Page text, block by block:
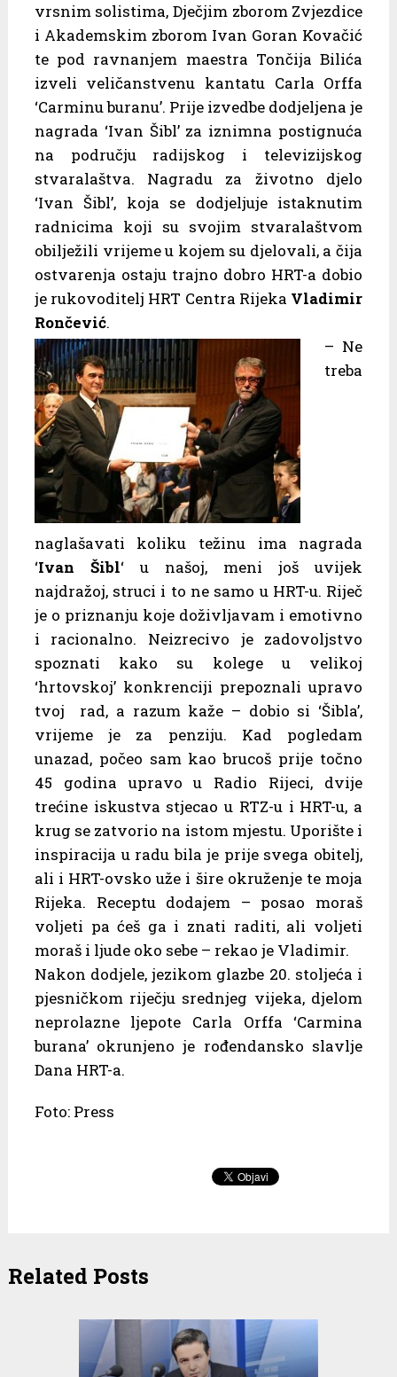
vrsnim solistima, Dječjim zborom Zvjezdice
i Akademskim zborom Ivan Goran Kovačić
te pod ravnanjem maestra Tončija Bilića
izveli veličanstvenu kantatu Carla Orffa
‘Carminu buranu’. Prije izvedbe dodjeljena je
nagrada ‘Ivan Šibl’ za iznimna postignuća
na području radijskog i televizijskog
stvaralaštva. Nagradu za životno djelo
‘Ivan Šibl’, koja se dodjeljuje istaknutim
radnicima koji su svojim stvaralaštvom
obilježili vrijeme u kojem su djelovali, a čija
ostvarenja ostaju trajno dobro HRT-a dobio
je rukovoditelj HRT Centra Rijeka Vladimir
Rončević.
– Ne
treba
naglašavati koliku težinu ima nagrada
‘Ivan Šibl‘ u našoj, meni još uvijek
najdražoj, struci i to ne samo u HRT-u. Riječ
je o priznanju koje doživljavam i emotivno
i racionalno. Neizrecivo je zadovoljstvo
spoznati kako su kolege u velikoj
‘hrtovskoj’ konkrenciji prepoznali upravo
tvoj rad, a razum kaže – dobio si ‘Šibla’,
vrijeme je za penziju. Kad pogledam
unazad, počeo sam kao brucoš prije točno
45 godina upravo u Radio Rijeci, dvije
trećine iskustva stjecao u RTZ-u i HRT-u, a
krug se zatvorio na istom mjestu. Uporište i
inspiracija u radu bila je prije svega obitelj,
ali i HRT-ovsko uže i šire okruženje te moja
Rijeka. Receptu dodajem – posao moraš
voljeti pa ćeš ga i znati raditi, ali voljeti
moraš i ljude oko sebe – rekao je Vladimir.
Nakon dodjele, jezikom glazbe 20. stoljeća i
pjesničkom riječju srednjeg vijeka, djelom
neprolazne ljepote Carla Orffa ‘Carmina
burana’ okrunjeno je rođendansko slavlje
Dana HRT-a.
Foto: Press
Related Posts